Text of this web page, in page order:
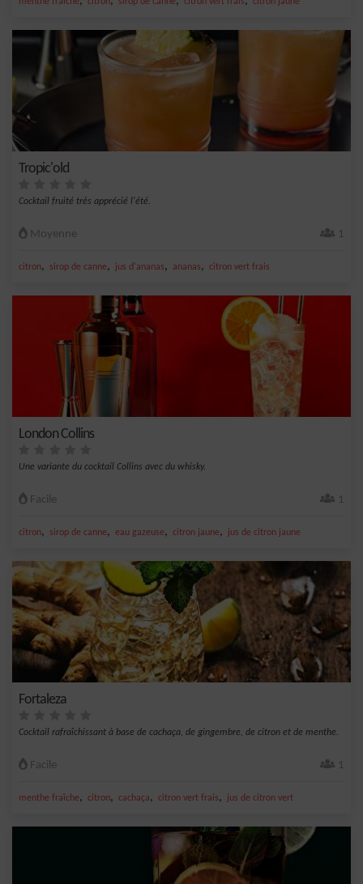
Tropic'old
Cocktail fruité très apprécié l'été.
Moyenne 1
citron, sirop de canne, jus d'ananas, ananas, citron vert frais
London Collins
Une variante du cocktail Collins avec du whisky.
Facile 1
citron, sirop de canne, eau gazeuse, citron jaune, jus de citron jaune
Fortaleza
Cocktail rafraîchissant à base de cachaça, de gingembre, de citron et de menthe.
Facile 1
menthe fraîche, citron, cachaça, citron vert frais, jus de citron vert